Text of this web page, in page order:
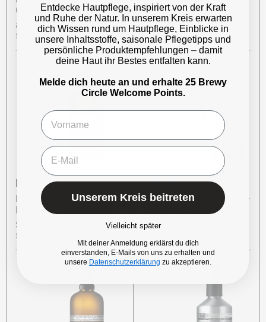
GESICHTSPEELING
Preis:
ab $38.00
Stückpreis:
$466.67 USD/l
GESICHTSREINIGER
Preis:
ab $31.00
Stückpreis:
$206.67 USD/l
№ 237
KLÄRENDE GURKEN-
REINIGUNGSMILCH
Preis:
$36.00
Stückpreis:
$360.00 USD/l
№ 207
ERFRISCHENDE ALOE-
VERA-HANDCREME
Preis:
ab $30.00
Entdecke Hautpflege, inspiriert von der Kraft
und Ruhe der Natur. In unserem Kreis erwarten
dich Wissen rund um Hautpflege, Einblicke in
unsere Inhaltsstoffe, saisonale Pflegetipps und
persönliche Produktempfehlungen – damit
deine Haut ihr Bestes entfalten kann.
Melde dich heute an und erhalte 25 Brewy
Circle Welcome Points.
Name
email
Unserem Kreis beitreten
Vielleicht später
Mit deiner Anmeldung erklärst du dich
einverstanden, E-Mails von uns zu erhalten und
unsere Datenschutzerklärung zu akzeptieren.